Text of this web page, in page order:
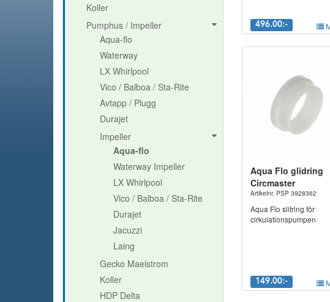
Koller
Pumphus / Impeller
Aqua-flo
Waterway
LX Whirlpool
Vico / Balboa / Sta-Rite
Avtapp / Plugg
Durajet
Impeller
Aqua-flo
Waterway Impeller
LX Whirlpool
Vico / Balboa / Sta-Rite
Durajet
Jacuzzi
Laing
Gecko Maelstrom
Koller
HDP Delta
496.00:-
Aqua Flo glidring
Circmaster
Artikelnr. PSP 3928362
Aqua Flo slitring för
cirkulationspumpen
149.00:-